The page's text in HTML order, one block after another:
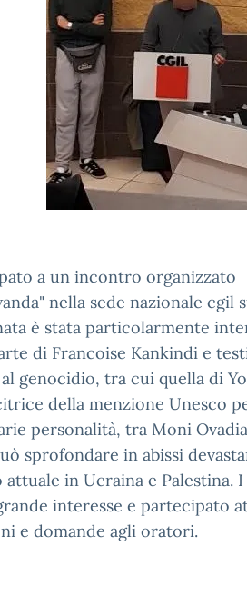
a un incontro organizzato
nella sede nazionale cgil
è stata particolarmente
di Francoise Kankindi e
genocidio, tra cui quella di
della menzione Unesco
personalità, tra Moni
sprofondare in abissi
in Ucraina e Palestina.
interesse e partecipato
e domande agli oratori.